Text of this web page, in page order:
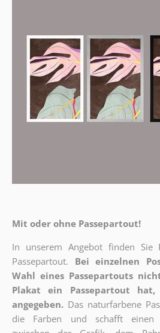
Mit oder ohne Passepartout!
In unserem Angebot finden
Passepartout.
Bei einzelnen
Wahl eines Passepartouts
Plakat ein Passepartout
angegeben. Das naturfarbene
die Farben und schafft einen